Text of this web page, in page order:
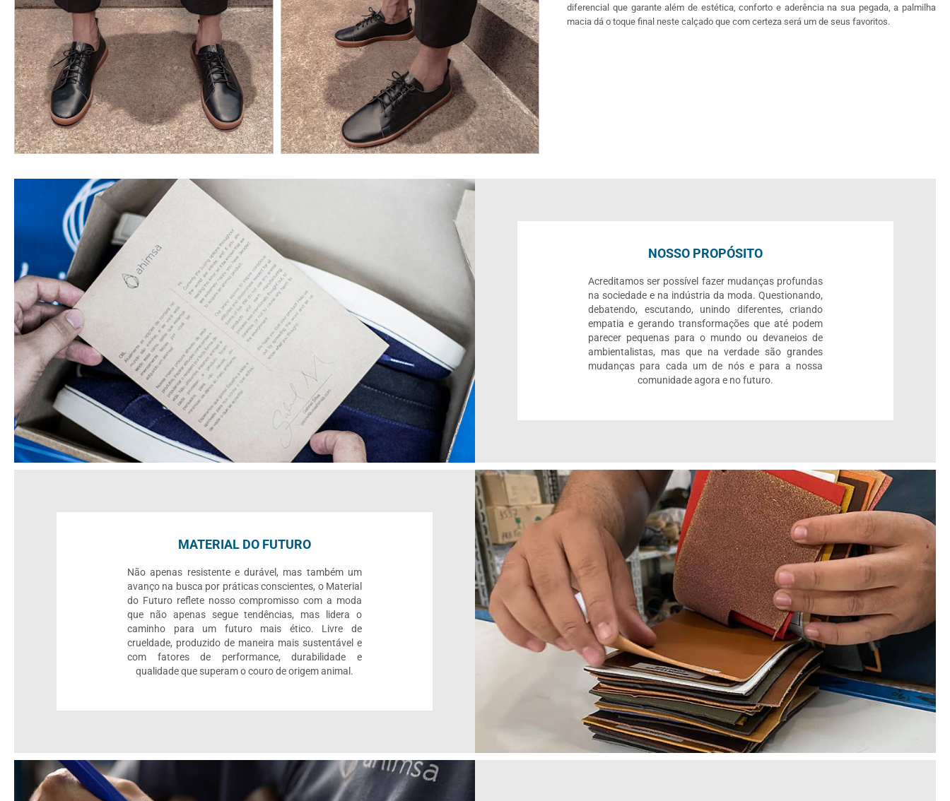
diferencial que garante além de estética, conforto e aderência na sua pegada, a palmilha
macia dá o toque final neste calçado que com certeza será um de seus favoritos.
NOSSO PROPÓSITO
Acreditamos ser possível fazer mudanças profundas
na sociedade e na indústria da moda. Questionando,
debatendo, escutando, unindo diferentes, criando
empatia e gerando transformações que até podem
parecer pequenas para o mundo ou devaneios de
ambientalistas, mas que na verdade são grandes
mudanças para cada um de nós e para a nossa
comunidade agora e no futuro.
MATERIAL DO FUTURO
Não apenas resistente e durável, mas também um
avanço na busca por práticas conscientes, o Material
do Futuro reflete nosso compromisso com a moda
que não apenas segue tendências, mas lidera o
caminho para um futuro mais ético. Livre de
crueldade, produzido de maneira mais sustentável e
com fatores de performance, durabilidade e
qualidade que superam o couro de origem animal.